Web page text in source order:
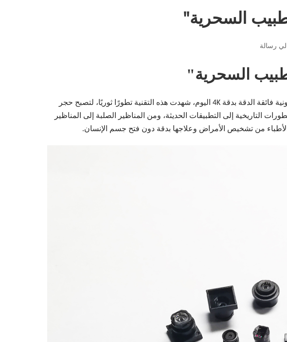
السحرية"
رسالة
السحرية"
بدءًا من المناظير الصلبة المضاءة بالشموع في أواخر القرن الثامن عشر وحتى المناظير الداخلية الإلكترونية فائقة الدقة بدقة 4K اليوم، شهدت هذه التقنية تطورًا ثوريًا، لتصبح حجر
التاريخية إلى التطبيقات الحديثة، ومن المناظير الصلبة إلى المناظير
الأطباء من تشخيص الأمراض وعلاجها بدقة دون فتح جسم الإنسان.